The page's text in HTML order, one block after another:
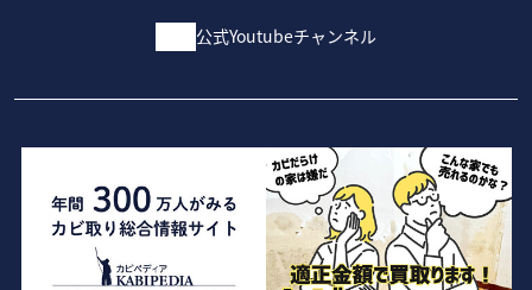
公式Youtubeチャンネル